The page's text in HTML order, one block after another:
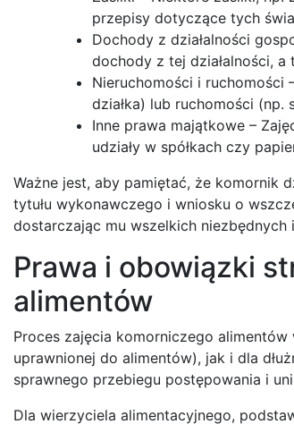
przepisy dotyczące tych
Dochody z działalności
dochody z tej działalności, a
Nieruchomości i ruchomości
działka) lub ruchomości (np.
Inne prawa majątkowe –
udziały w spółkach czy
Ważne jest, aby pamiętać, że komornik
tytułu wykonawczego i wniosku o
dostarczając mu wszelkich niezbędnych
Prawa i obowiązki
alimentów
Proces zajęcia komorniczego
uprawnionej do alimentów), jak i dla
sprawnego przebiegu postępowania i
Dla wierzyciela alimentacyjnego,